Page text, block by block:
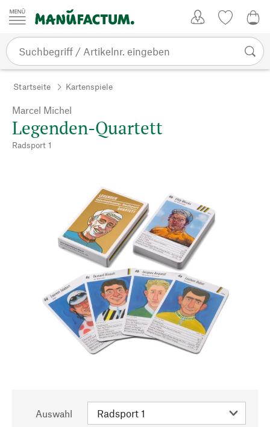
Zum Inhalt springen
Startseite Kartenspiele
Marcel Michel
Legenden-Quartett
Radsport 1
Auswahl